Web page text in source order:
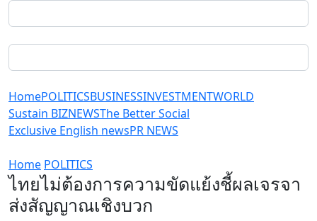
HomePOLITICSBUSINESSINVESTMENTWORLD
Sustain BIZNEWSThe Better Social
Exclusive English newsPR NEWS
Home POLITICS
ไทยไม่ต้องการความขัดแย้งชี้ผลเจรจา
ส่งสัญญาณเชิงบวก